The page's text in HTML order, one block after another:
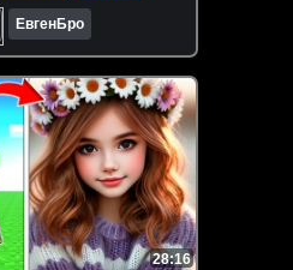
ЕвгенБро
28:16